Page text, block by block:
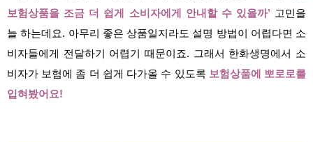
보험상품을 조금 더 쉽게 소비자에게 안내할 수 있을까’ 고민을
늘 하는데요. 아무리 좋은 상품일지라도 설명 방법이 어렵다면 소
비자들에게 전달하기 어렵기 때문이죠. 그래서 한화생명에서 소
비자가 보험에 좀 더 쉽게 다가올 수 있도록 보험상품에 뽀로로를
입혀봤어요!